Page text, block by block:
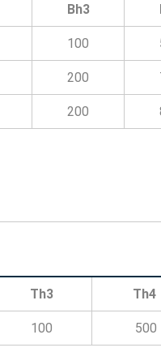
Bh3
100
200
200
Th3 Th4
100 500